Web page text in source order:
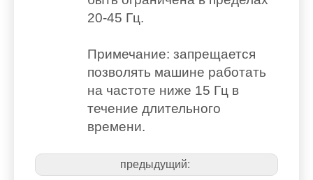
20-45 Гц.
Примечание: запрещается
позволять машине работать
на частоте ниже 15 Гц в
течение длительного
времени.
предыдущий: